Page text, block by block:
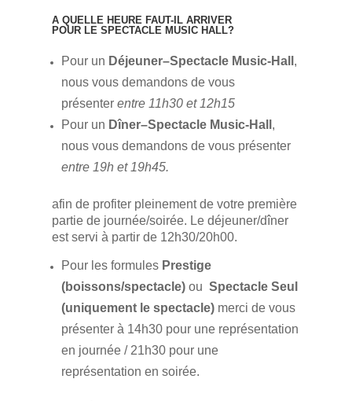
A QUELLE HEURE FAUT-IL ARRIVER
POUR LE SPECTACLE MUSIC HALL?
Pour un Déjeuner–Spectacle Music-Hall ,
nous vous demandons de vous
présenter entre 11h30 et 12h15
Pour un Dîner–Spectacle Music-Hall ,
nous vous demandons de vous présenter
entre 19h et 19h45.
afin de profiter pleinement de votre première
partie de journée/soirée. Le déjeuner/dîner
est servi à partir de 12h30/20h00.
Pour les formules Prestige
(boissons/spectacle)ou Spectacle Seul
(uniquement le spectacle)merci de vous
présenter à 14h30 pour une représentation
en journée / 21h30 pour une
représentation en soirée.